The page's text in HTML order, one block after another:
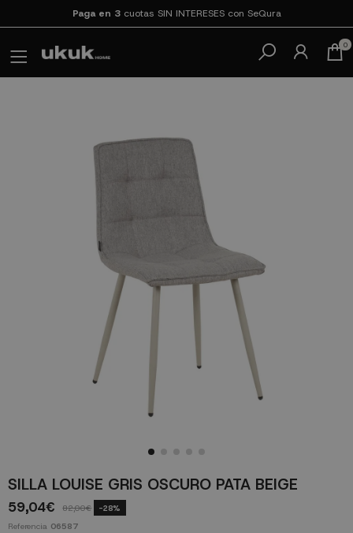
Paga en 3cuotas SIN INTERESES con SeQura
0
SILLA LOUISE GRIS OSCURO PATA BEIGE
59,04€ 82,00€ -28%
Referencia 06587